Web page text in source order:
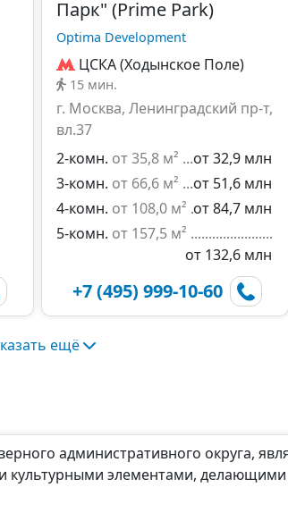
Парк" (Prime Park)
Optima Development
ЦСКА (Ходынское Поле)
15 мин.
г. Москва, Ленинградский пр-т,
вл.37
2-комн. от 35,8 м²
от 32,9 млн
3-комн. от 66,6 м²
от 51,6 млн
4-комн. от 108,0 м² от 84,7 млн
5-комн. от 157,5 м²
от 132,6 млн
+7 (495) 999-10-60
ещё
административного округа,
элементами, делающими